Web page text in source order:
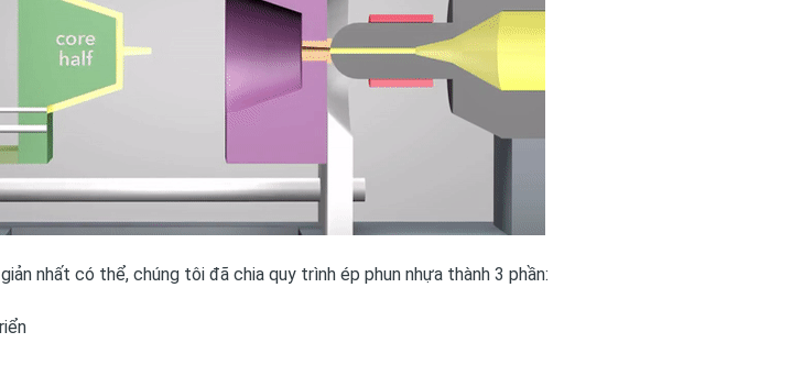
-41%
Máy lọc dầu nhớt AFO8M-
20
-33%
Máy lọc dầu tách nước
AFO8M-20W
nhất có thể, chúng tôi đã chia quy trình ép phun nhựa thành 3 phần: